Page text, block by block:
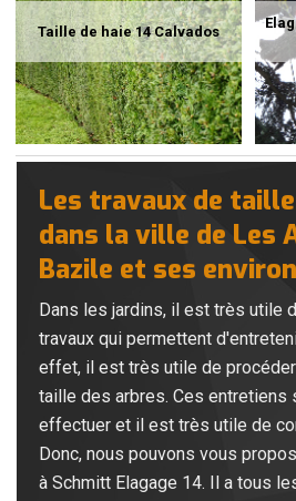
Taille de haie 14 Calvados
Les travaux de
dans la ville de Les
Bazile et ses
Dans les jardins, il est très utile
travaux qui permettent
effet, il est très utile de
taille des arbres. Ces
effectuer et il est très utile de
Donc, nous pouvons vous
à Schmitt Elagage 14. Il a tous